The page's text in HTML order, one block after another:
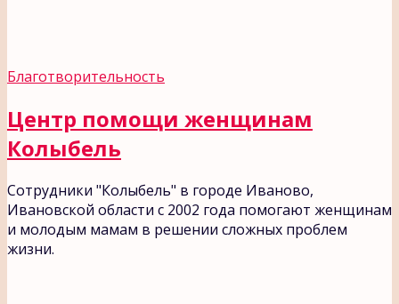
Благотворительность
Центр помощи женщинам
Колыбель
Сотрудники "Колыбель" в городе Иваново,
Ивановской области с 2002 года помогают женщинам
и молодым мамам в решении сложных проблем
жизни.